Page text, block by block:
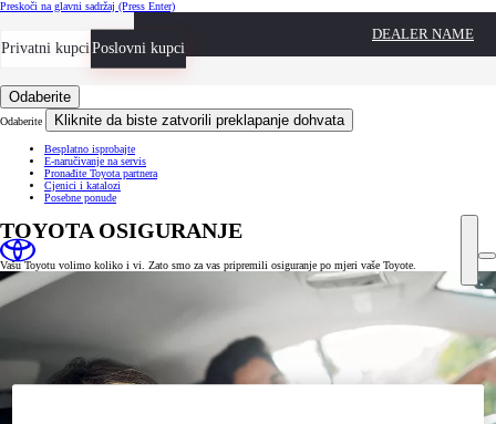
Preskoči na glavni sadržaj (Press Enter)
Privatni kupciPoslovni kupci
Privredna vozila
DEALER NAME
Odaberite
Odaberite Kliknite da biste zatvorili preklapanje dohvata
Besplatno isprobajte
E-naručivanje na servis
Pronađite Toyota partnera
Cjenici i katalozi
Posebne ponude
TOYOTA OSIGURANJE
Vašu Toyotu volimo koliko i vi. Zato smo za vas pripremili osiguranje po mjeri vaše Toyote.